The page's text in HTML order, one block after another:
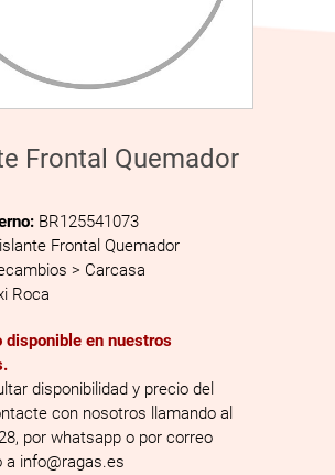
Frontal Quemador
BR125541073
Frontal Quemador
> Carcasa
Roca
disponible en nuestros
disponibilidad y precio del
con nosotros llamando al
por whatsapp o por correo
a info@ragas.es